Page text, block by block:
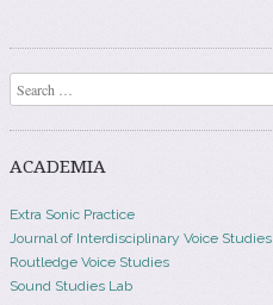
Search
ACADEMIA
Extra Sonic Practice
Journal of Interdisciplinary Voice Studies
Routledge Voice Studies
Sound Studies Lab